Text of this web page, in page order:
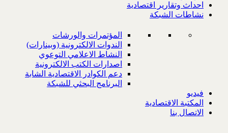
احداث وتقارير اقتصادية
نشاطات الشبكة
المؤتمرات والورشات
الندوات الالكترونية (وبينارات)
النشاط الاعلامي التوعوي
اصدارات الكتب الالكترونية
دعم الكوادر الاقتصادية الشابة
البرنامج البحثي للشبكة
فيديو
المكتبة الاقتصادية
الاتصال بنا